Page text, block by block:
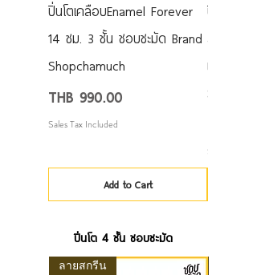
ปิ่นโตเคลือบEnamel Forever
14 ซม. 3 ชั้น ชอบชะมัด Brand
Shopchamuch
Price
THB 990.00
Sales Tax Included
Add to Cart
ปิ่นโตเคลื
สามเหลี่
แบรนด์ชอ
Sales Tax
ปิ่นโต 4 ชั้น ชอบชะมัด
ลายสกรีน